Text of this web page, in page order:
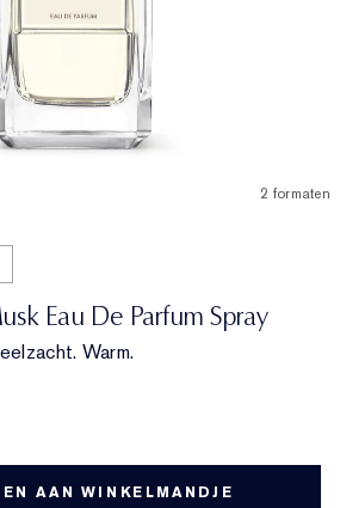
2 formaten
Eau De Parfum Spray
Warm.
AAN WINKELMANDJE